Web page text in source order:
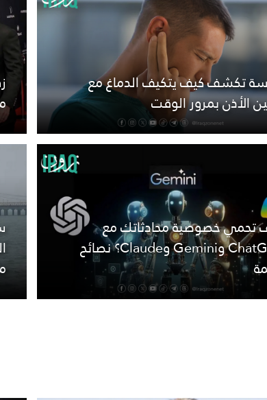
تكشف كيف يتكيف الدماغ مع
الأذن بمرور الوقت
تحمي خصوصية محادثاتك مع
ChatGPT وGemini وClaude؟ نصائح